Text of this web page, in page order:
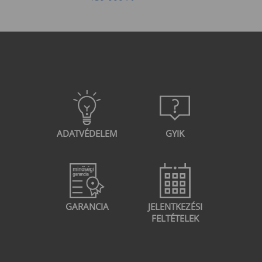
ADATVÉDELEM GYIK
GARANCIA
JELENTKEZÉSI
FELTÉTELEK